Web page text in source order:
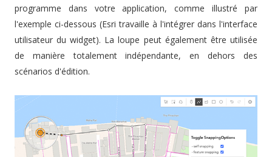
programme dans votre application, comme illustré par
l'exemple ci-dessous (Esri travaille à l'intégrer dans l'interface
utilisateur du widget). La loupe peut également être utilisée
de manière totalement indépendante, en dehors des
scénarios d'édition.